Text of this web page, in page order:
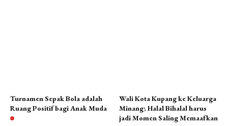
Turnamen Sepak Bola adalah
Ruang Positif bagi Anak Muda
Wali Kota Kupang ke Keluarga
Minang; Halal Bihalal harus
jadi Momen Saling Memaafkan